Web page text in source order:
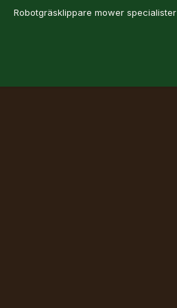
Robotgräsklippare mower specialister